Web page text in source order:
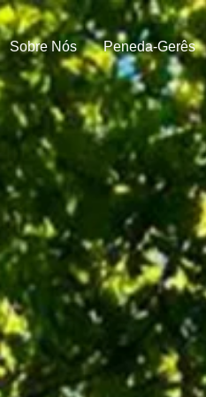
Sobre Nós Peneda-Gerês